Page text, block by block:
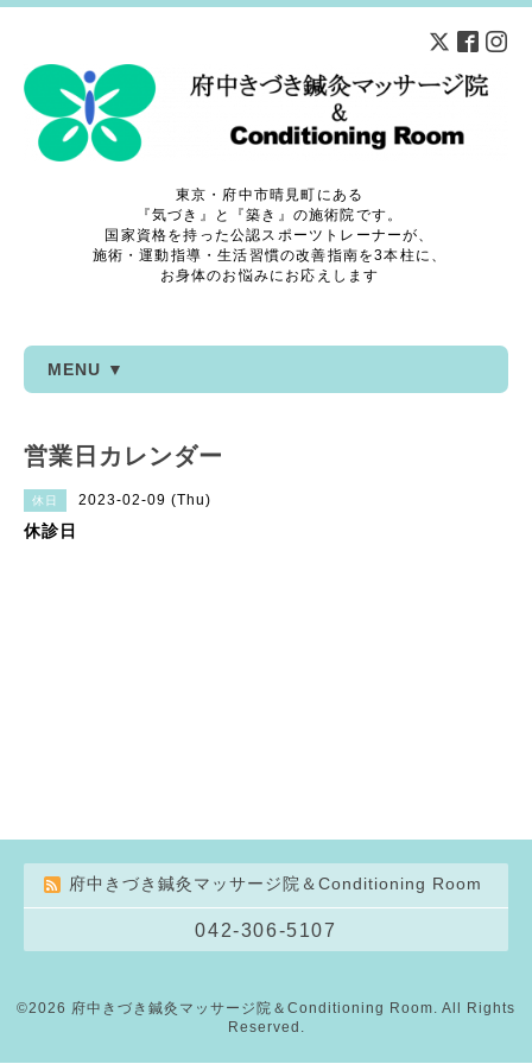
東京・府中市晴見町にある
『気づき』と『築き』の施術院です。
国家資格を持った公認スポーツトレーナーが、
施術・運動指導・生活習慣の改善指南を3本柱に、
お身体のお悩みにお応えします
MENU ▼
営業日カレンダー
休日 2023-02-09 (Thu)
休診日
府中きづき鍼灸マッサージ院＆Conditioning Room
042-306-5107
©2026 府中きづき鍼灸マッサージ院＆Conditioning Room . All Rights
Reserved.